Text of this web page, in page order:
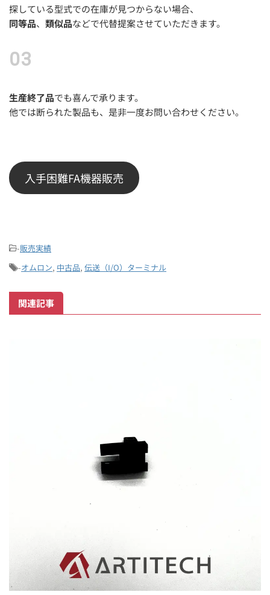
探している型式での在庫が見つからない場合、
同等品、 類似品などで代替提案させていただきます。
生産終了品でも喜んで承ります。
他では断られた製品も、是非一度お問い合わせください。
入手困難FA機器販売
-販売実績
-オムロン, 中古品, 伝送（I/O）ターミナル
関連記事